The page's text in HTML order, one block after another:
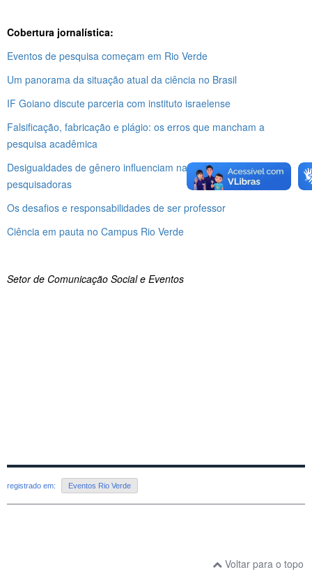
Cobertura jornalística:
Eventos de pesquisa começam em Rio Verde
Um panorama da situação atual da ciência no Brasil
IF Goiano discute parceria com instituto israelense
Falsificação, fabricação e plágio: os erros que mancham a
pesquisa acadêmica
Desigualdades de gênero influenciam na carreira de
pesquisadoras
Os desafios e responsabilidades de ser professor
Ciência em pauta no Campus Rio Verde
Setor de Comunicação Social e Eventos
registrado em: Eventos Rio Verde
Voltar para o topo